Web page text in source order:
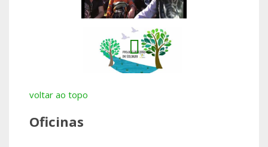
voltar ao topo
Oficinas